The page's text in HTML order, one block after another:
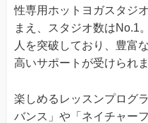
性専用ホットヨガスタジ
まえ、スタジオ数はNo.1
人を突破しており、豊富
高いサポートが受けられま
楽しめるレッスンプログ
バンス」や「ネイチャー